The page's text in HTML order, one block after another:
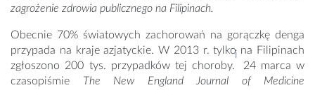
zagrożenie zdrowia publicznego na Filipinach.
Obecnie 70% światowych zachorowań na gorączkę denga
przypada na kraje azjatyckie. W 2013 r. tylko na Filipinach
zgłoszono 200 tys. przypadków tej choroby.
i
24 marca w
czasopiśmie The New England Journal of Medicine